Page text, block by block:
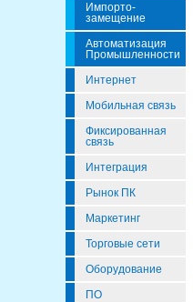
Импорто­
Замещение
Автоматизация
Промышленности
Интернет
Мобильная связь
Фиксированная
связь
Интеграция
Рынок ПК
Маркетинг
Торговые сети
Оборудование
ПО